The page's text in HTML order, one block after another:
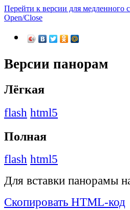
Перейти к версии для медленного
Open/Close
Версии панорам
Лёгкая
flash html5
Полная
flash html5
Для вставки панорамы
Скопировать HTML-код